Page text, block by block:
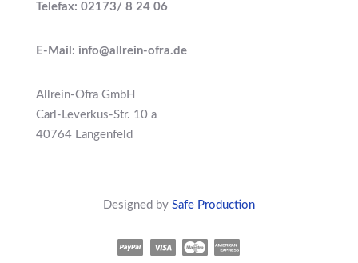
Telefax: 02173/ 8 24 06
E-Mail: info@allrein-ofra.de
Allrein-Ofra GmbH
Carl-Leverkus-Str. 10 a
40764 Langenfeld
Designed by Safe Production